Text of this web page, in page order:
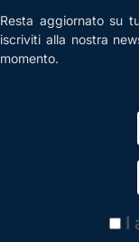
Resta aggiornato su
iscriviti alla nostra
momento.
I